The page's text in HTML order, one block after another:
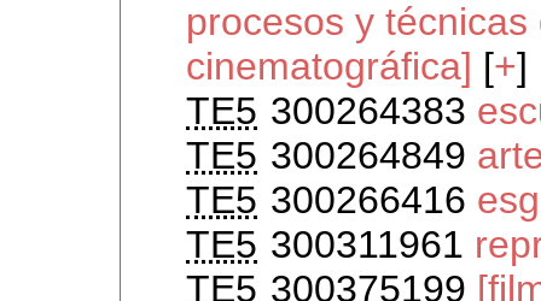
procesos y
cinematográfica] [+]
TE5 300264383
TE5 300264849
TE5 300266416
TE5 300311961
TE5 300375199